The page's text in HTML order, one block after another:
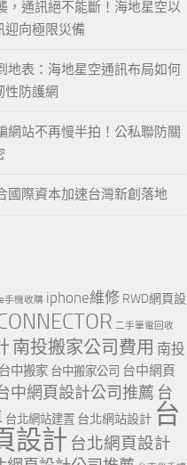
，通訊絕不能斷！海地星空以
迎向極限災備
地表：海地星空通訊布局如何
性防護網
網站不再慢半拍！公私聯防關
國際資本加速台灣新創落地
手機收購 iphone維修 RWD網頁設
二手筆電回收
南投搬家公司費用 南投
台中搬家 台中搬家公司 台中網頁
中網頁設計公司推薦 台
台北網站建置 台北網站設計 台
設計 台北網頁設計